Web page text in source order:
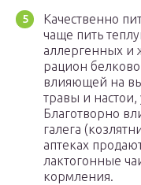
Качественно
чаще пить
аллергенных и
рацион
влияющей на
травы и
Благотворно
галега
аптеках
лактогонные
кормления.